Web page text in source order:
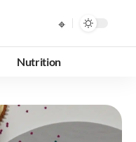
Nutrition